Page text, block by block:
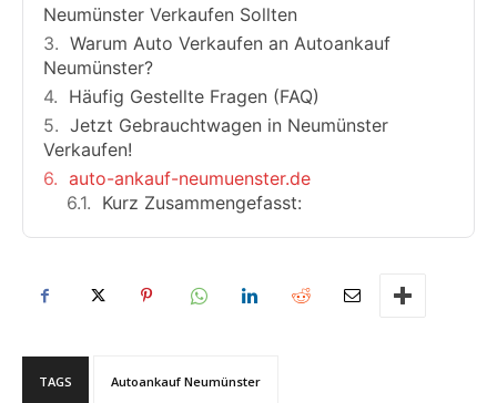
Neumünster Verkaufen Sollten
Warum Auto Verkaufen an Autoankauf
Neumünster?
Häufig Gestellte Fragen (FAQ)
Jetzt Gebrauchtwagen in Neumünster
Verkaufen!
auto-ankauf-neumuenster.de
Kurz Zusammengefasst:
TAGS Autoankauf Neumünster